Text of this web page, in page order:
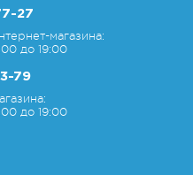
27
магазина:
до 19:00
79
до 19:00